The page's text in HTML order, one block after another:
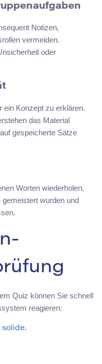
Notizen,
vermeiden.
oder
ein Konzept zu erklären.
das Material
gespeicherte Sätze
Worten wiederholen,
wurden und
Quiz können Sie schnell
reagieren: